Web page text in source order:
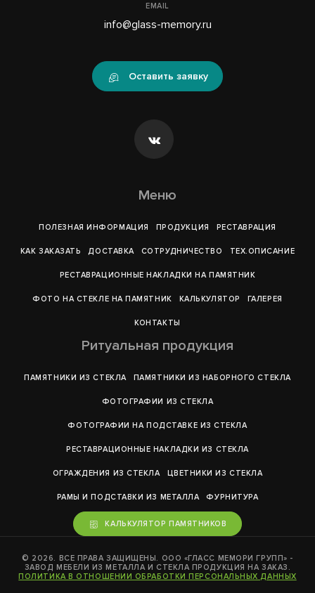
EMAIL
info@glass-memory.ru
Оставить заявку
Меню
ПОЛЕЗНАЯ ИНФОРМАЦИЯ ПРОДУКЦИЯ РЕСТАВРАЦИЯ
КАК ЗАКАЗАТЬ ДОСТАВКА СОТРУДНИЧЕСТВО ТЕХ.ОПИСАНИЕ
РЕСТАВРАЦИОННЫЕ НАКЛАДКИ НА ПАМЯТНИК
ФОТО НА СТЕКЛЕ НА ПАМЯТНИК КАЛЬКУЛЯТОР ГАЛЕРEЯ
КОНТАКТЫ
Ритуальная продукция
ПАМЯТНИКИ ИЗ СТЕКЛА ПАМЯТНИКИ ИЗ НАБОРНОГО СТЕКЛА
ФОТОГРАФИИ ИЗ СТЕКЛА
ФОТОГРАФИИ НА ПОДСТАВКЕ ИЗ СТЕКЛА
РЕСТАВРАЦИОННЫЕ НАКЛАДКИ ИЗ СТЕКЛА
ОГРАЖДЕНИЯ ИЗ СТЕКЛА ЦВЕТНИКИ ИЗ СТЕКЛА
РАМЫ И ПОДСТАВКИ ИЗ МЕТАЛЛА ФУРНИТУРА
КАЛЬКУЛЯТОР ПАМЯТНИКОВ
© 2026. ВСЕ ПРАВА ЗАЩИЩЕНЫ. ООО «ГЛАСС МЕМОРИ ГРУПП» -
ЗАВОД МЕБЕЛИ ИЗ МЕТАЛЛА И СТЕКЛА ПРОДУКЦИЯ НА ЗАКАЗ.
ПОЛИТИКА В ОТНОШЕНИИ ОБРАБОТКИ ПЕРСОНАЛЬНЫХ ДАННЫХ